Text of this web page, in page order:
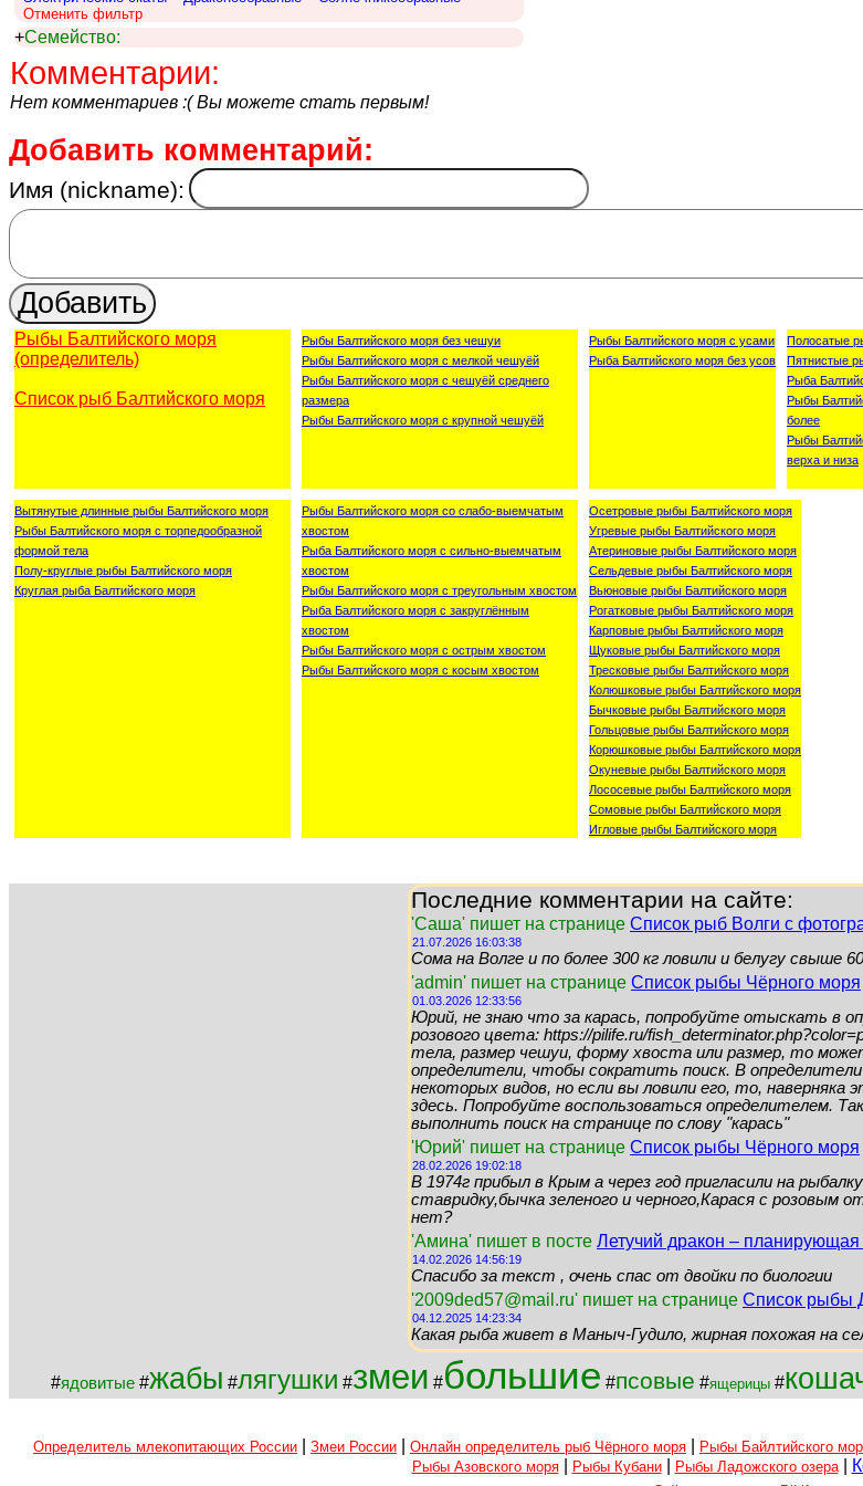
Отменить фильтр
+Семейство:
Комментарии:
Нет комментариев :( Вы можете стать первым!
Добавить комментарий:
Имя (nickname):
Рыбы Балтийского моря
(определитель)
Список рыб Балтийского моря
Рыбы Балтийского моря без чешуи
Рыбы Балтийского моря с мелкой чешуёй
Рыбы Балтийского моря с чешуёй среднего
размера
Рыбы Балтийского моря с крупной чешуёй
Рыбы Балтийского моря с усами
Рыба Балтийского моря без усов
Полосатые
Пятнистые
Рыба
Рыбы
более
Рыбы
верха и низа
Вытянутые длинные рыбы Балтийского моря
Рыбы Балтийского моря с торпедообразной
формой тела
Полу-круглые рыбы Балтийского моря
Круглая рыба Балтийского моря
Рыбы Балтийского моря со слабо-выемчатым
хвостом
Рыба Балтийского моря с сильно-выемчатым
хвостом
Рыбы Балтийского моря с треугольным хвостом
Рыба Балтийского моря с закруглённым
хвостом
Рыбы Балтийского моря с острым хвостом
Рыбы Балтийского моря с косым хвостом
Осетровые рыбы Балтийского моря
Угревые рыбы Балтийского моря
Атериновые рыбы Балтийского моря
Сельдевые рыбы Балтийского моря
Вьюновые рыбы Балтийского моря
Рогатковые рыбы Балтийского моря
Карповые рыбы Балтийского моря
Щуковые рыбы Балтийского моря
Тресковые рыбы Балтийского моря
Колюшковые рыбы Балтийского моря
Бычковые рыбы Балтийского моря
Гольцовые рыбы Балтийского моря
Корюшковые рыбы Балтийского моря
Окуневые рыбы Балтийского моря
Лососевые рыбы Балтийского моря
Сомовые рыбы Балтийского моря
Игловые рыбы Балтийского моря
Последние комментарии на сайте:
'Саша' пишет на странице Список рыб Волги с
21.07.2026 16:03:38
Сома на Волге и по более 300 кг ловили и белугу свыше
'admin' пишет на странице Список рыбы Чёрного моря
01.03.2026 12:33:56
Юрий, не знаю что за карась, попробуйте отыскать в
розового цвета: https://pilife.ru/
тела, размер чешуи, форму хвоста или размер, то
определители, чтобы сократить поиск. В
некоторых видов, но если вы ловили его, то, наверняка
здесь. Попробуйте воспользоваться определителем.
выполнить поиск на странице по слову "карась"
'Юрий' пишет на странице Список рыбы Чёрного моря
28.02.2026 19:02:18
В 1974г прибыл в Крым а через год пригласили на
ставридку,бычка зеленого и черного,Карася с розовым
нет?
'Амина' пишет в посте Летучий дракон –
14.02.2026 14:56:19
Спасибо за текст , очень спас от двойки по биологии
'2009ded57@mail.ru' пишет на странице Список рыбы
04.12.2025 14:23:34
Какая рыба живет в Маныч-Гудило, жирная похожая на
#ядовитые#жабы #лягушки #змеи #большие #псовые #ящерицы#
Определитель млекопитающих России Змеи России Онлайн определитель рыб Чёрного моря Рыбы Байлтийского
Рыбы Азовского моря| Рыбы Кубани| Рыбы Ладожского озера|